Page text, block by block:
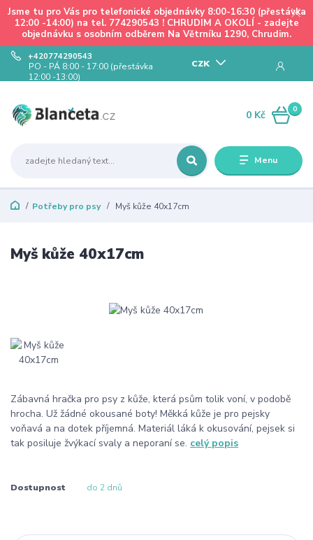
Jsme tu pro Vás pro telefonické objednávky 8:00-16:30 (přestávka
12:00 -14:00) na tel. 774290543 ! CHRUDIM A OKOLÍ - zadejte
objednávku s osobním odběrem Na Větrníku 1290, Chrudim.
Menu
CZK
+420774290543
PO - PÁ 8:00 - 17:00 (přestávka
12:00 -13:00)
0
0 Kč
Potřeby pro psy Myš kůže 40x17cm
Myš kůže 40x17cm
Zábavná hračka pro psy z kůže, která psům tolik voní, v podobě
hrocha. Už žádné okousané boty! Měkká kůže je pro pejsky
voňavá a na dotek příjemná. Materiál láká k okusování, pejsek si
tak posiluje žvýkací svaly a neporaní se. celý popis
Dostupnost do 2 dnů